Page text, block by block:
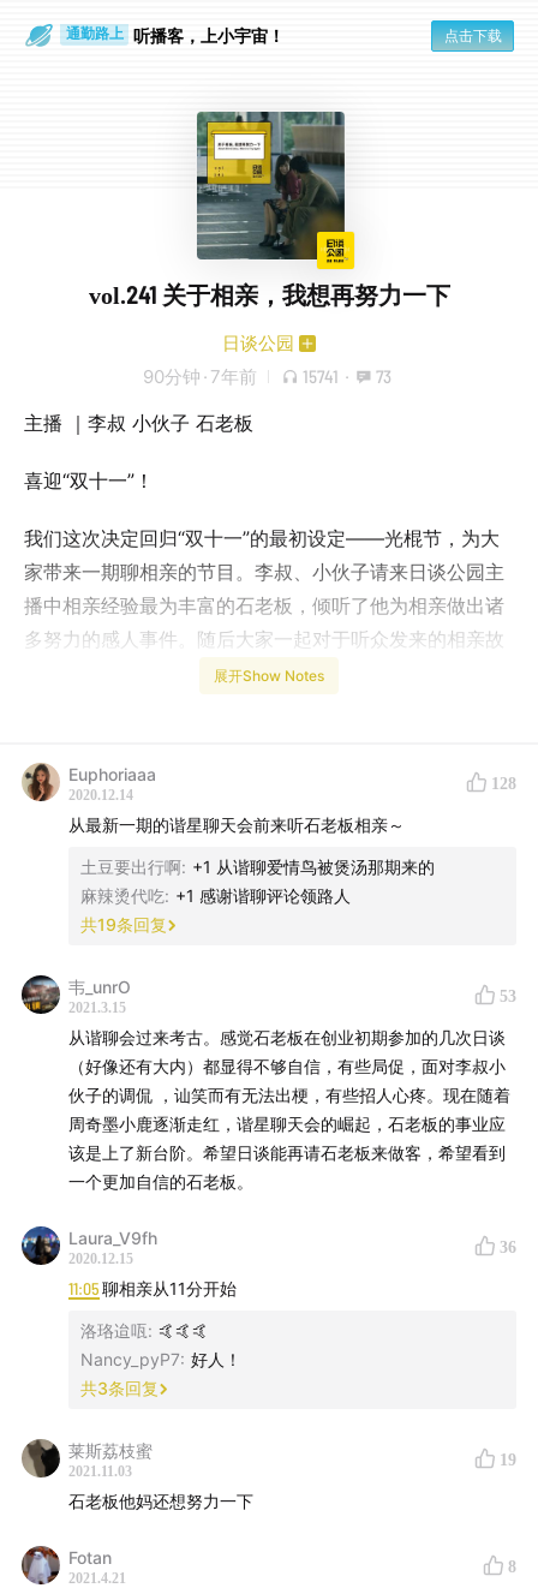
通勤路上 听播客，上小宇宙！ 点击下载
vol.241 关于相亲，我想再努力一下
日谈公园
90分钟 · 7年前 15741 · 73
主播 ｜李叔 小伙子 石老板
喜迎“双十一”！
我们这次决定回归“双十一”的最初设定——光棍节，为大
家带来一期聊相亲的节目。李叔、小伙子请来日谈公园主
播中相亲经验最为丰富的石老板，倾听了他为相亲做出诸
多努力的感人事件。随后大家一起对于听众发来的相亲故
事进行了分享与探讨，其中有搞笑的、气人的、温暖的和
在这个热闹的日子里，祝各位有情人终成眷属。
展开Show Notes
Euphoriaaa
2020.12.14
128
从最新一期的谐星聊天会前来听石老板相亲～
土豆要出行啊: +1 从谐聊爱情鸟被煲汤那期来的
麻辣烫代吃: +1 感谢谐聊评论领路人
共19条回复
韦_unrO
2021.3.15
53
从谐聊会过来考古。感觉石老板在创业初期参加的几次日谈
（好像还有大内）都显得不够自信，有些局促，面对李叔小
伙子的调侃 ，讪笑而有无法出梗，有些招人心疼。现在随着
周奇墨小鹿逐渐走红，谐星聊天会的崛起，石老板的事业应
该是上了新台阶。希望日谈能再请石老板来做客，希望看到
一个更加自信的石老板。
Laura_V9fh
2020.12.15
36
11:05聊相亲从11分开始
洛珞迨咓: 🤙🤙🤙
Nancy_pyP7: 好人！
共3条回复
莱斯荔枝蜜
2021.11.03
19
石老板他妈还想努力一下
Fotan
2021.4.21
8